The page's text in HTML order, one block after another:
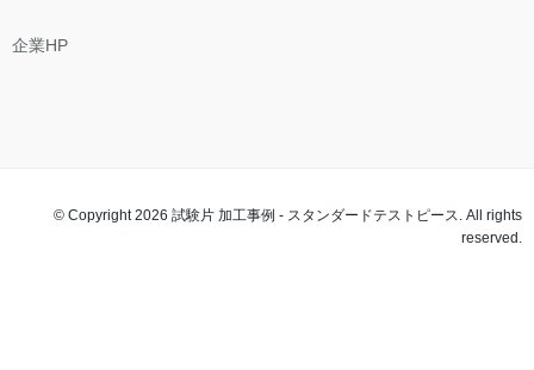
企業HP
© Copyright 2026 試験片 加工事例 - スタンダードテストピース. All rights
reserved.